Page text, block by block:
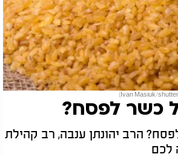
כשר לפסח?
הרב יהונתן ענבה, רב קהילת
לכם